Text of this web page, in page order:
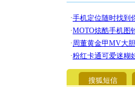
搜狐短信